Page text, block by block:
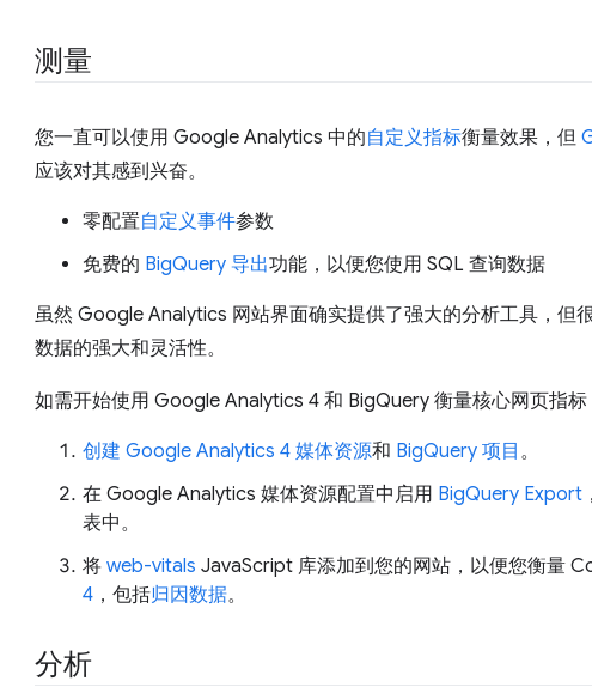
测量
您一直可以使用 Google Analytics 中的自定义指标衡量效果，但
应该对其感到兴奋。
零配置自定义事件参数
免费的 BigQuery 导出功能，以便您使用 SQL 查询数据
虽然 Google Analytics 网站界面确实提供了强大的分析工具，但
数据的强大和灵活性。
如需开始使用 Google Analytics 4 和 BigQuery 衡量核心网页指标
创建 Google Analytics 4 媒体资源和 BigQuery 项目 。
在 Google Analytics 媒体资源配置中启用 BigQuery Export
表中。
将 web-vitals JavaScript 库添加到您的网站，以便您衡量
4 ，包括归因数据。
分析